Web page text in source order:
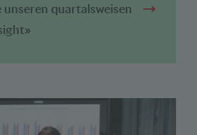
quartalsweisen